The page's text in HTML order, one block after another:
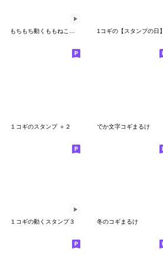
もちもち動くももねこちゃん17 1コギの【スタンプの日】
１コギのスタンプ ＋２ でか文字コギまるけ
１コギの動くスタンプ３ 冬のコギまるけ